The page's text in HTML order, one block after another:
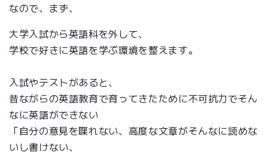
なので、まず、
大学入試から英語科を外して、
学校で好きに英語を学ぶ環境を整えます。
入試やテストがあると、
昔ながらの英語教育で育ってきたために不可抗力でそん
なに英語ができない
「自分の意見を喋れない、高度な文章がそんなに読めな
いし書けない、